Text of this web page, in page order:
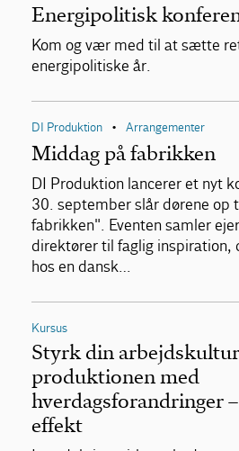
Energipolitisk
Kom og vær med til at sætte
energipolitiske år.
DI Produktion • Arrangementer
Middag på fabrikken
DI Produktion lancerer et nyt
30. september slår dørene op
fabrikken". Eventen samler
direktører til faglig inspiration,
hos en dansk…
Kursus
Styrk din
produktionen med
hverdagsforandringer
effekt